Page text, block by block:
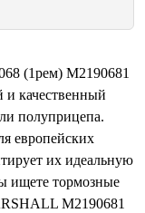
(1рем) M2190681
качественный
полуприцепа.
европейских
их идеальную
ищете тормозные
M2190681